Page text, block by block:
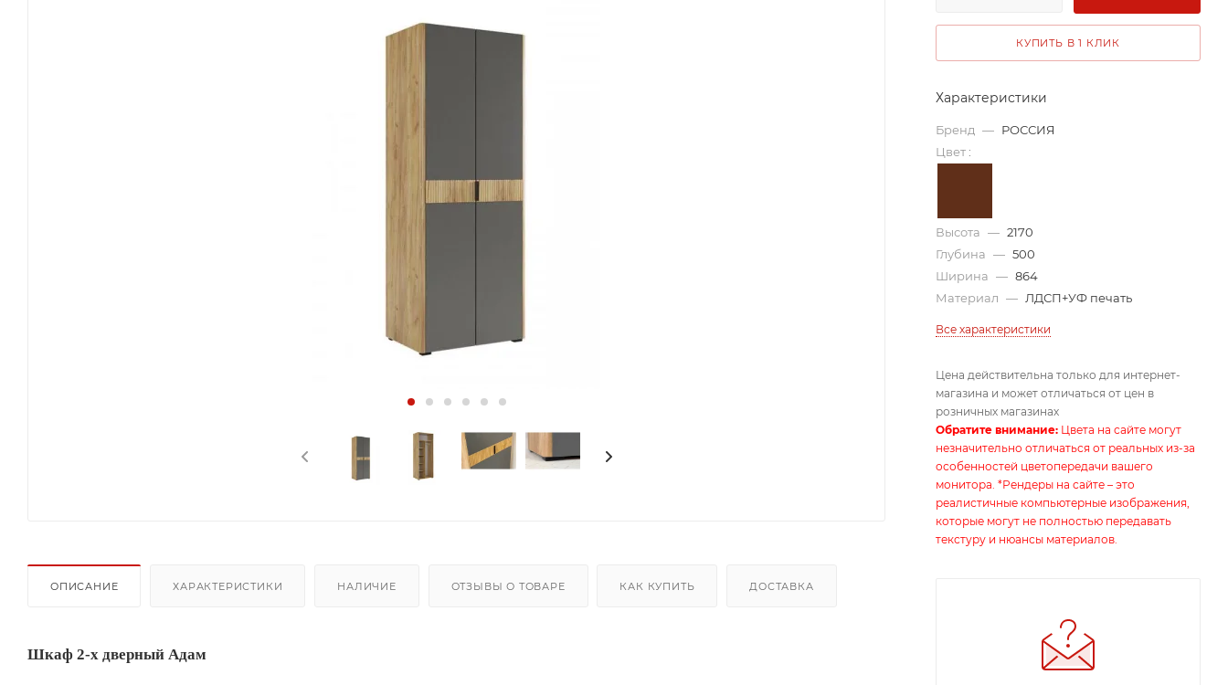
ОПИСАНИЕ ХАРАКТЕРИСТИКИ НАЛИЧИЕ ОТЗЫВЫ О ТОВАРЕ КАК КУПИТЬ ДОСТАВКА
Шкаф 2-х дверный Адам
КУПИТЬ В 1 КЛИК
Характеристики
Бренд — РОССИЯ
Цвет :
Высота — 2170
Глубина — 500
Ширина — 864
Материал — ЛДСП+УФ печать
Все характеристики
Цена действительна только для интернет-
магазина и может отличаться от цен в
розничных магазинах
Обратите внимание: Цвета на сайте могут
незначительно отличаться от реальных из-за
особенностей цветопередачи вашего
монитора. *Рендеры на сайте – это
реалистичные компьютерные изображения,
которые могут не полностью передавать
текстуру и нюансы материалов.